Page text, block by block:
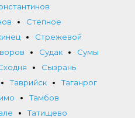
Степное
Стрежевой
Судак
Сумы
Сызрань
Таврийск
Таганрог
Тамбов
Татищево